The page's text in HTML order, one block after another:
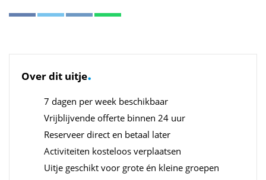
Over dit uitje.
7 dagen per week beschikbaar
Vrijblijvende offerte binnen 24 uur
Reserveer direct en betaal later
Activiteiten kosteloos verplaatsen
Uitje geschikt voor grote én kleine groepen